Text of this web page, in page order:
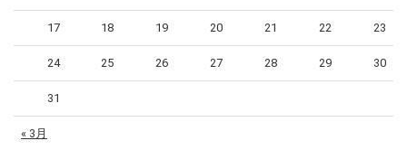
« 3月
17 18 19 20 21 22 23
24 25 26 27 28 29 30
31